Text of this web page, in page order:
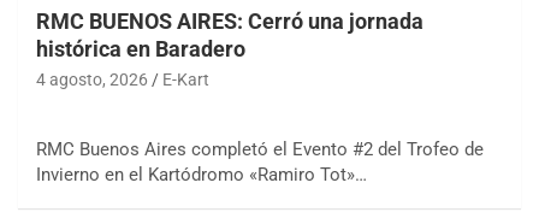
RMC BUENOS AIRES: Cerró una jornada
histórica en Baradero
4 agosto, 2026 E-Kart
RMC Buenos Aires completó el Evento #2 del Trofeo de
Invierno en el Kartódromo «Ramiro Tot»…